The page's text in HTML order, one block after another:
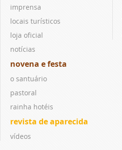
imprensa
locais turísticos
loja oficial
notícias
novena e festa
o santuário
pastoral
rainha hotéis
revista de aparecida
vídeos